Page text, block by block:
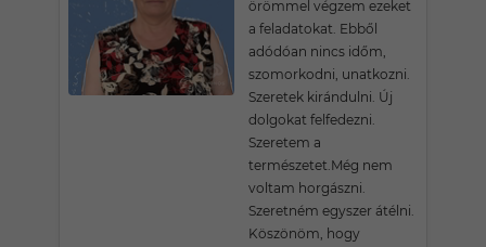
örömmel végzem ezeket
a feladatokat. Ebből
adódóan nincs időm,
szomorkodni, unatkozni.
Szeretek kirándulni. Új
dolgokat felfedezni.
Szeretem a
természetet.Még nem
voltam horgászni.
Szeretném egyszer átélni.
Köszönöm, hogy